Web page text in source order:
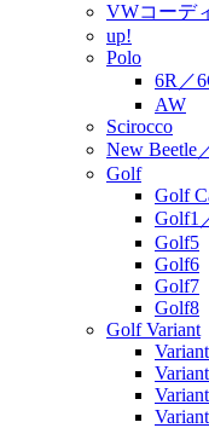
VWコーデ
up!
Polo
6R／
AW
Scirocco
New Beetle
Golf
Golf
Golf1
Golf5
Golf6
Golf7
Golf8
Golf Variant